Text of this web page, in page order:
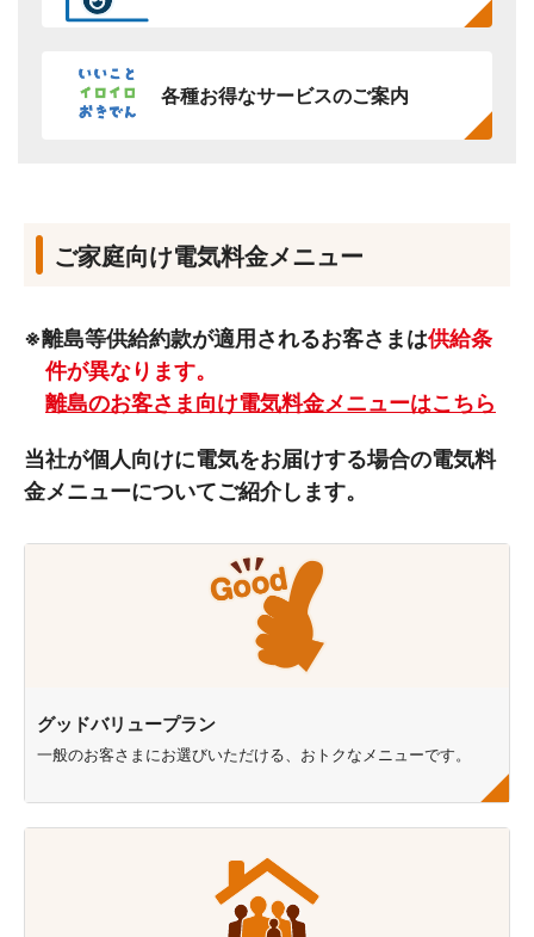
各種お得なサービスのご案内
ご家庭向け電気料金メニュー
※離島等供給約款が適用されるお客さまは供給条
件が異なります。
離島のお客さま向け電気料金メニューはこちら
当社が個人向けに電気をお届けする場合の電気料
金メニューについてご紹介します。
グッドバリュープラン
一般のお客さまにお選びいただける、おトクなメニューです。